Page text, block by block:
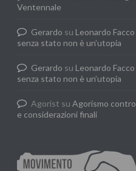
Ventennale
Gerardo su Leonardo
senza stato non è un’utopia
Gerardo su Leonardo
senza stato non è un’utopia
Agorist suAgorismo
e considerazioni finali